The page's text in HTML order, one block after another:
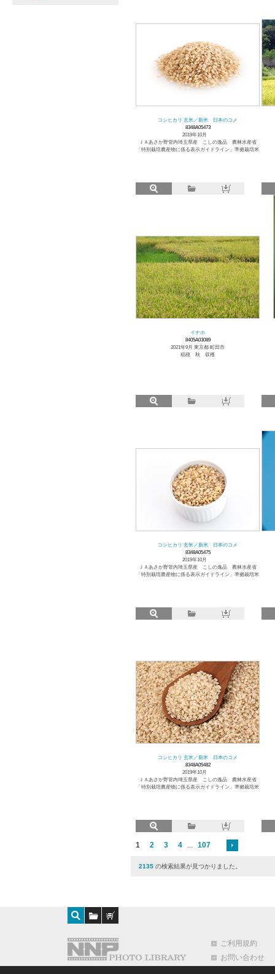
コシヒカリ 玄米／新米 日本のコメ
8348A05473
2019年10月
ＪＡあさか野管内埼玉県産 こしの逸品 農林水産省
「特別栽培農産物に係る表示ガイドライン」準拠栽培米
イナホ
8405A03089
2021年9月 東京都 町田市
稲穂 秋 収穫
コシヒカリ 玄米／新米 日本のコメ
8348A05475
2019年10月
ＪＡあさか野管内埼玉県産 こしの逸品 農林水産省
「特別栽培農産物に係る表示ガイドライン」準拠栽培米
コシヒカリ 玄米／新米 日本のコメ
8348A05482
2019年10月
ＪＡあさか野管内埼玉県産 こしの逸品 農林水産省
「特別栽培農産物に係る表示ガイドライン」準拠栽培米
1 2 3 4 ... 107
2135 の検索結果が見つかりました。
ご利用規約
お問い合わせ